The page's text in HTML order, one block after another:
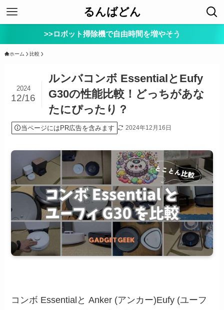
るんばどん
>>ロボット掃除機で自由時間を増やそう
ホーム 比較
ルンバコンボ EssentialとEufy
G30の性能比較！どっちがあな
たにぴったり？
2024
12/16
当ページにはPR広告を含みます 2024年12月16日
コンボ Essentialと Anker (アンカー)Eufy (ユーフ